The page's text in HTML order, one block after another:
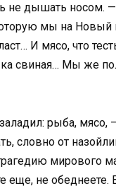
не дышать носом.
мы на Новый
И мясо, что
свиная… Мы же
рыба, мясо,
словно от
мирового
еще, не обеднеете.